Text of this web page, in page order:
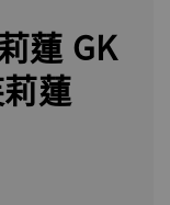
蓮 GK
蓮